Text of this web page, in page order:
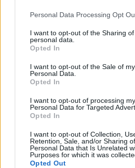
Please note that this website/app
not limited to your visit or usage
grant or deny consent to Google and
use your data for below specified
consent section.
Personal Data Processing Opt
I want to opt-out of the Sharing
personal data.
Opted In
I want to opt-out of the Sale of my
Personal Data.
Opted In
I want to opt-out of processing my
Personal Data for Targeted
Opted In
I want to opt-out of Collection,
Retention, Sale, and/or Sharing
Personal Data that Is Unrelated
Purposes for which it was
Opted Out
δικαστική διαμάχη σχετίζεται
Mainwiesenκαι το ερώτημα εάν η
Rüsselsheim ενέκρινε σωστά ή
τοπίου», λέει η δημοτική αρχή της
αυτό σημαίνει ότι στο
κινούνται αυτοκίνηταστους
και τα λιβάδια και τα οχήματα θα
επιβραδύνουν ταχύτηταλόγω της